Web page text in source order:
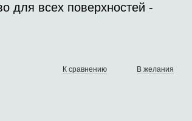
для всех поверхностей -
К сравнению В желания